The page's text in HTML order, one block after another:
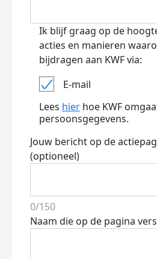
Ik blijf graag op de
acties en manieren
bijdragen aan KWF via:
E-mail
Lees hier hoe KWF
persoonsgegevens.
Jouw bericht op de
(optioneel)
0/150
Naam die op de pagina